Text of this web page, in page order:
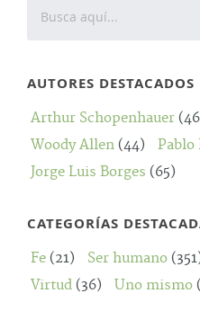
AUTORES DESTACADOS
Arthur Schopenhauer
Woody Allen (44) Pablo
Jorge Luis Borges (65)
CATEGORÍAS
Fe (21) Ser humano
Virtud (36) Uno mismo